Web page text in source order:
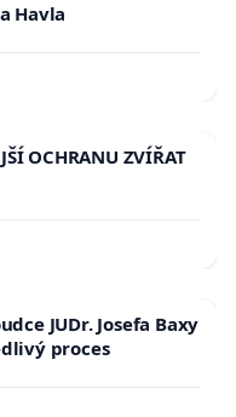
Havla
OCHRANU ZVÍŘAT
JUDr. Josefa Baxy
proces